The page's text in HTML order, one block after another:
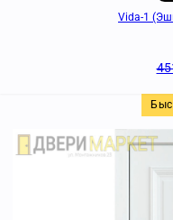
Vida-1